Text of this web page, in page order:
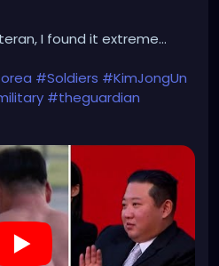
I found it extreme...
#Soldiers #KimJongUn
#theguardian